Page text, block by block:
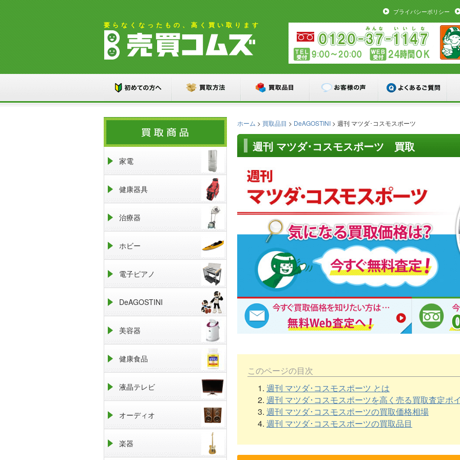
要らなくなったもの、高く買い取ります
プライバシーポリシー
ホーム > 買取品目 > DeAGOSTINI > 週刊 マツダ･コスモスポーツ
週刊 マツダ･コスモスポーツ 買取
このページの目次
1. 週刊 マツダ･コスモスポーツ とは
2. 週刊 マツダ･コスモスポーツを高く売る買取査定ポ
3. 週刊 マツダ･コスモスポーツの買取価格相場
4. 週刊 マツダ･コスモスポーツの買取品目
家電
健康器具
治療器
ホビー
電子ピアノ
DeAGOSTINI
美容器
健康食品
液晶テレビ
オーディオ
楽器